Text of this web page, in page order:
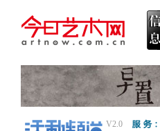
V2.0